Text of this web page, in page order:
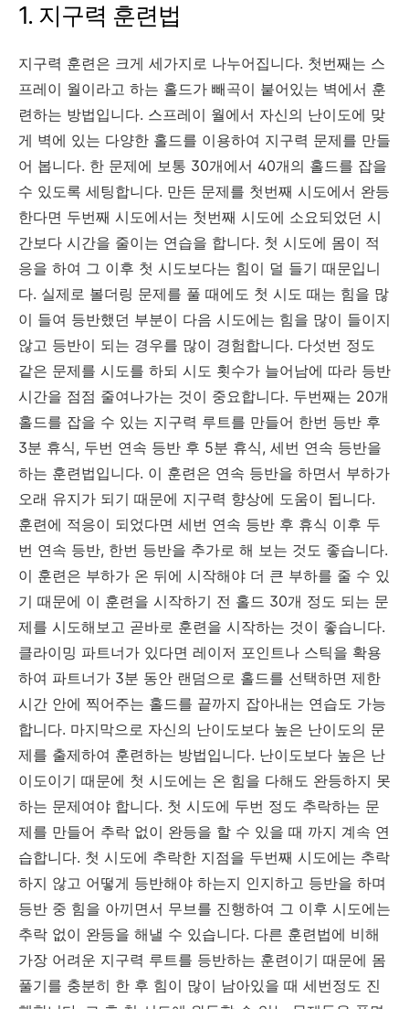
1. 지구력 훈련법
지구력 훈련은 크게 세가지로 나누어집니다. 첫번째는 스
프레이 월이라고 하는 홀드가 빼곡이 붙어있는 벽에서 훈
련하는 방법입니다. 스프레이 월에서 자신의 난이도에 맞
게 벽에 있는 다양한 홀드를 이용하여 지구력 문제를 만들
어 봅니다. 한 문제에 보통 30개에서 40개의 홀드를 잡을
수 있도록 세팅합니다. 만든 문제를 첫번째 시도에서 완등
한다면 두번째 시도에서는 첫번째 시도에 소요되었던 시
간보다 시간을 줄이는 연습을 합니다. 첫 시도에 몸이 적
응을 하여 그 이후 첫 시도보다는 힘이 덜 들기 때문입니
다. 실제로 볼더링 문제를 풀 때에도 첫 시도 때는 힘을 많
이 들여 등반했던 부분이 다음 시도에는 힘을 많이 들이지
않고 등반이 되는 경우를 많이 경험합니다. 다섯번 정도
같은 문제를 시도를 하되 시도 횟수가 늘어남에 따라 등반
시간을 점점 줄여나가는 것이 중요합니다. 두번째는 20개
홀드를 잡을 수 있는 지구력 루트를 만들어 한번 등반 후
3분 휴식, 두번 연속 등반 후 5분 휴식, 세번 연속 등반을
하는 훈련법입니다. 이 훈련은 연속 등반을 하면서 부하가
오래 유지가 되기 때문에 지구력 향상에 도움이 됩니다.
훈련에 적응이 되었다면 세번 연속 등반 후 휴식 이후 두
번 연속 등반, 한번 등반을 추가로 해 보는 것도 좋습니다.
이 훈련은 부하가 온 뒤에 시작해야 더 큰 부하를 줄 수 있
기 때문에 이 훈련을 시작하기 전 홀드 30개 정도 되는 문
제를 시도해보고 곧바로 훈련을 시작하는 것이 좋습니다.
클라이밍 파트너가 있다면 레이저 포인트나 스틱을 확용
하여 파트너가 3분 동안 랜덤으로 홀드를 선택하면 제한
시간 안에 찍어주는 홀드를 끝까지 잡아내는 연습도 가능
합니다. 마지막으로 자신의 난이도보다 높은 난이도의 문
제를 출제하여 훈련하는 방법입니다. 난이도보다 높은 난
이도이기 때문에 첫 시도에는 온 힘을 다해도 완등하지 못
하는 문제여야 합니다. 첫 시도에 두번 정도 추락하는 문
제를 만들어 추락 없이 완등을 할 수 있을 때 까지 계속 연
습합니다. 첫 시도에 추락한 지점을 두번째 시도에는 추락
하지 않고 어떻게 등반해야 하는지 인지하고 등반을 하며
등반 중 힘을 아끼면서 무브를 진행하여 그 이후 시도에는
추락 없이 완등을 해낼 수 있습니다. 다른 훈련법에 비해
가장 어려운 지구력 루트를 등반하는 훈련이기 때문에 몸
풀기를 충분히 한 후 힘이 많이 남아있을 때 세번정도 진